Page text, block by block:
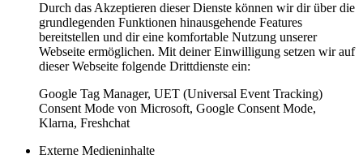
Durch das Akzeptieren dieser Dienste können wir dir über die
grundlegenden Funktionen hinausgehende Features
bereitstellen und dir eine komfortable Nutzung unserer
Webseite ermöglichen. Mit deiner Einwilligung setzen wir auf
dieser Webseite folgende Drittdienste ein:
Google Tag Manager, UET (Universal Event Tracking)
Consent Mode von Microsoft, Google Consent Mode,
Klarna, Freshchat
Externe Medieninhalte